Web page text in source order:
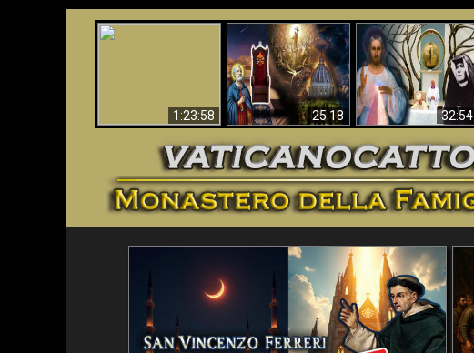
1:23:58 25:18
La Bibbia ha previsto
70 anni senza Papa?
32:54
Faustina e la Divina
Misericordia – un
inganno